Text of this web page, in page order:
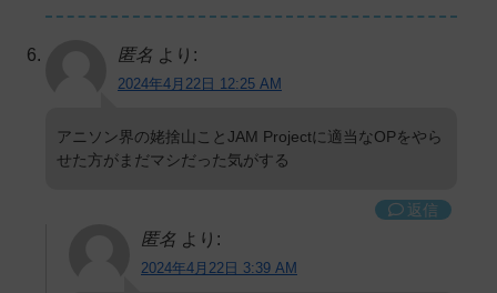
匿名 より:
2024年4月22日 12:25 AM
アニソン界の姥捨山ことJAM Projectに適当なOPをやら
せた方がまだマシだった気がする
返信
匿名 より:
2024年4月22日 3:39 AM